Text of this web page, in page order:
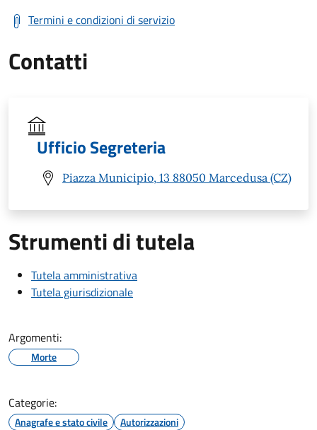
Termini e condizioni di servizio
Contatti
Ufficio Segreteria
Piazza Municipio, 13 88050 Marcedusa (CZ)
Strumenti di tutela
Tutela amministrativa
Tutela giurisdizionale
Argomenti:
Morte
Categorie:
Anagrafe e stato civile Autorizzazioni